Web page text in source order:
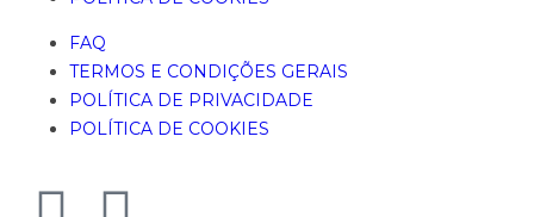
FAQ
TERMOS E CONDIÇÕES GERAIS
POLÍTICA DE PRIVACIDADE
POLÍTICA DE COOKIES